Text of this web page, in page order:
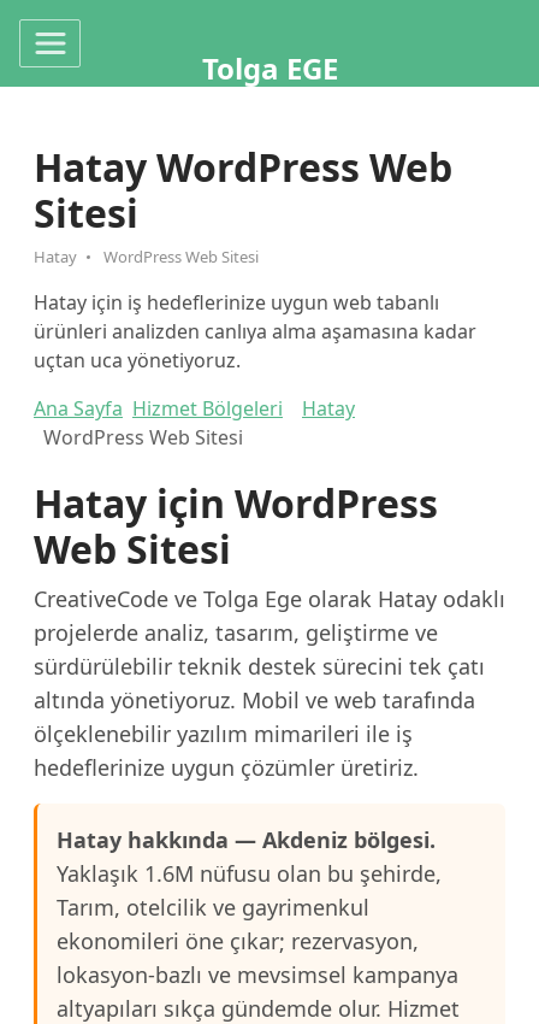
Tolga EGE
Hatay WordPress Web
Sitesi
Hatay WordPress Web Sitesi
Hatay için iş hedeflerinize uygun web tabanlı
ürünleri analizden canlıya alma aşamasına kadar
uçtan uca yönetiyoruz.
Ana Sayfa Hizmet Bölgeleri
Hatay
WordPress Web Sitesi
Hatay için WordPress
Web Sitesi
CreativeCode ve Tolga Ege olarak Hatay odaklı
projelerde analiz, tasarım, geliştirme ve
sürdürülebilir teknik destek sürecini tek çatı
altında yönetiyoruz. Mobil ve web tarafında
ölçeklenebilir yazılım mimarileri ile iş
hedeflerinize uygun çözümler üretiriz.
Hatay hakkında — Akdeniz bölgesi.
Yaklaşık 1.6M nüfusu olan bu şehirde,
Tarım, otelcilik ve gayrimenkul
ekonomileri öne çıkar; rezervasyon,
lokasyon-bazlı ve mevsimsel kampanya
altyapıları sıkça gündemde olur. Hizmet